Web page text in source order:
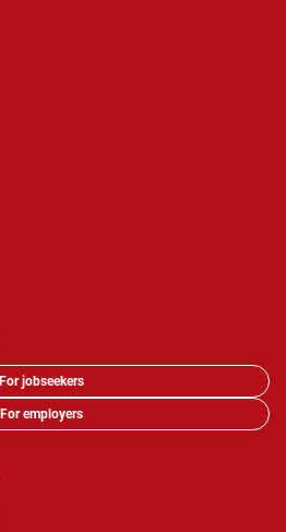
For jobseekers
For employers